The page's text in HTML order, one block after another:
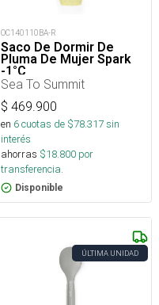
OC140110BA-R
Saco De Dormir De
Pluma De Mujer Spark
-1°C
Sea To Summit
$ 469.900
en 6cuotas de $78.317sin
interés
ahorras $18.800 por
transferencia.
Disponible
ÚLTIMA UNIDAD